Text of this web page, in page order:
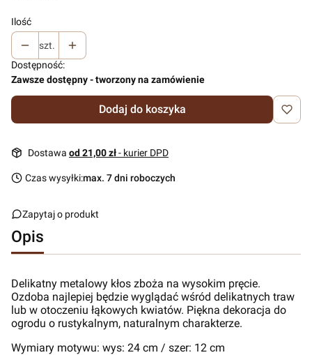
Ilość
szt.
Dostępność:
Zawsze dostępny - tworzony na zamówienie
Dodaj do koszyka
Dostawa od 21,00 zł- kurier DPD
Czas wysyłki:max. 7 dni roboczych
Zapytaj o produkt
Opis
Delikatny metalowy kłos zboża na wysokim pręcie.
Ozdoba najlepiej będzie wyglądać wśród delikatnych traw
lub w otoczeniu łąkowych kwiatów. Piękna dekoracja do
ogrodu o rustykalnym, naturalnym charakterze.
Wymiary motywu: wys: 24 cm / szer: 12 cm